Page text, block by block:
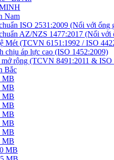
Nam
ISO 2531:2009 (Nối với ống
AZ/NZS 1477:2017 (Nối với
Mét (TCVN 6151:1992 / ISO
chịu áp lực cao (ISO 1452:2009)
rộng (TCVN 8491:2011 & ISO
Bắc
MB
MB
MB
MB
MB
MB
MB
MB
MB